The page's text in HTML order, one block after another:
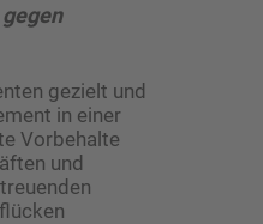
gezielt und
in einer
Vorbehalte
und